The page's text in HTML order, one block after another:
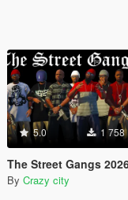
5.0 1 758
The Street Gangs 2026
By Crazy city